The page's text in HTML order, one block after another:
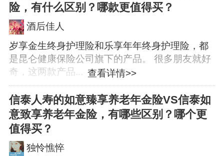
险，有什么区别？哪款更值得买？
酒后佳人
查看详情>>
岁享金生终身护理险和乐享年年终身护理险，都
是昆仑健康保险公司旗下的产品。 很多朋友就好
奇，这两款产品...
信泰人寿的如意臻享养老年金险VS信泰如
意致享养老年金险，有哪些区别？哪个更
值得买？
独怜憔悴